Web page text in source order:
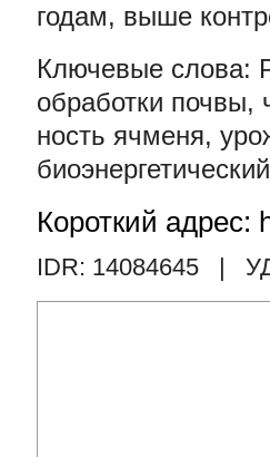
годам, выше
обработки почвы,
ность ячменя,
Короткий адрес:
IDR: 14084645 |